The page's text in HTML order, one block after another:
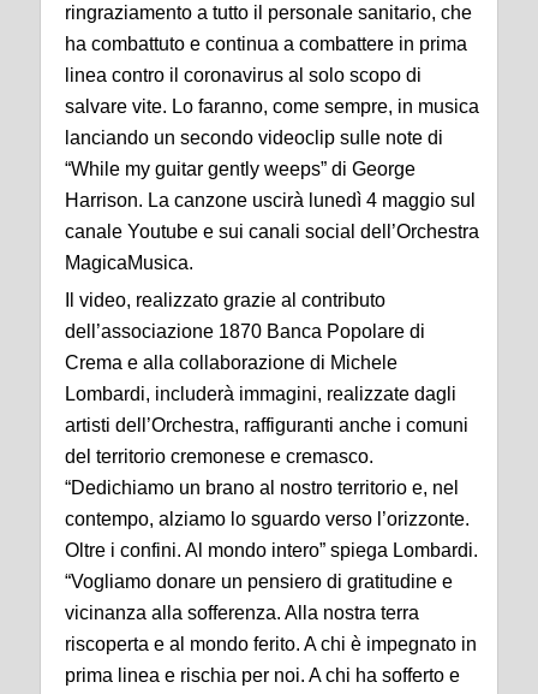
ringraziamento a tutto il personale sanitario, che
ha combattuto e continua a combattere in prima
linea contro il coronavirus al solo scopo di
salvare vite. Lo faranno, come sempre, in musica
lanciando un secondo videoclip sulle note di
“While my guitar gently weeps” di George
Harrison. La canzone uscirà lunedì 4 maggio sul
canale Youtube e sui canali social dell’Orchestra
MagicaMusica.
Il video, realizzato grazie al contributo
dell’associazione 1870 Banca Popolare di
Crema e alla collaborazione di Michele
Lombardi, includerà immagini, realizzate dagli
artisti dell’Orchestra, raffiguranti anche i comuni
del territorio cremonese e cremasco.
“Dedichiamo un brano al nostro territorio e, nel
contempo, alziamo lo sguardo verso l’orizzonte.
Oltre i confini. Al mondo intero” spiega Lombardi.
“Vogliamo donare un pensiero di gratitudine e
vicinanza alla sofferenza. Alla nostra terra
riscoperta e al mondo ferito. A chi è impegnato in
prima linea e rischia per noi. A chi ha sofferto e